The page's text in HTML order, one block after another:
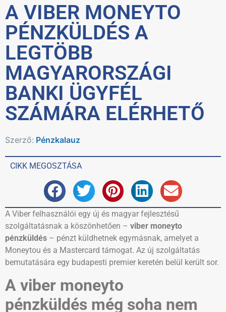
A VIBER MONEYTO
PÉNZKÜLDÉS A
LEGTÖBB
MAGYARORSZÁGI
BANKI ÜGYFÉL
SZÁMÁRA ELÉRHETŐ
Szerző: Pénzkalauz
CIKK MEGOSZTÁSA
A Viber felhasználói egy új és magyar fejlesztésű
szolgáltatásnak a köszönhetően – viber moneyto
pénzküldés – pénzt küldhetnek egymásnak, amelyet a
Moneytou és a Mastercard támogat. Az új szolgáltatás
bemutatására egy budapesti premier keretén belül került sor.
A viber moneyto
pénzküldés még soha nem